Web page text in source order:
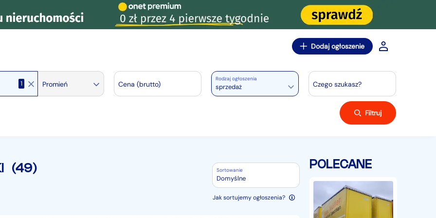
Dodaj ogłoszenie
1 Promień Cena (brutto)
Rodzaj ogłoszenia
sprzedaż Czego szukasz?
Filtruj
(49) Sortowanie
Domyślne
Jak sortujemy ogłoszenia?
POLECANE
Kogel
Wymienna
zabudowa
Krone